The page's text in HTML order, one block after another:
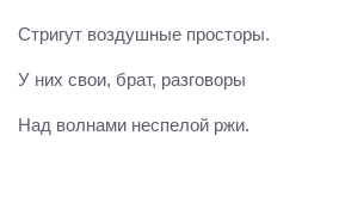
Стригут воздушные просторы.
У них свои, брат, разговоры
Над волнами неспелой ржи.